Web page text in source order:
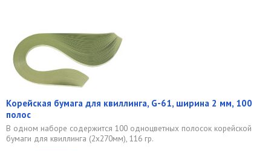
Корейская бумага для квиллинга, G-61, ширина 2 мм, 100
полос
В одном наборе содержится 100 одноцветных полосок корейской
бумаги для квиллинга (2х270мм), 116 гр.